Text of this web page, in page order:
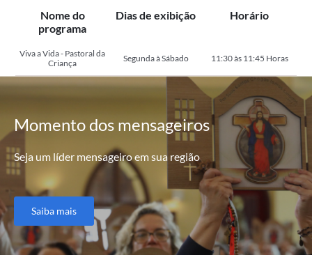
Nome do
programa
Dias de exibição Horário
Viva a Vida - Pastoral da
Criança
Segunda à Sábado 11:30 às 11:45 Horas
Momentodos mensageiros
Seja um líder mensageiro em sua região
Saiba mais